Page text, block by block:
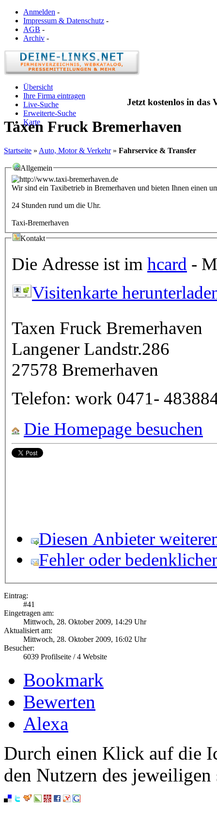
Anmelden -
Impressum & Datenschutz -
AGB -
Archiv -
Übersicht
Ihre Firma eintragen
Live-Suche
Erweiterte-Suche
Karte
Jetzt kostenlos in das
Taxen Fruck Bremerhaven
Startseite » Auto, Motor & Verkehr» Fahrservice & Transfer
Allgemein
Wir sind ein Taxibetrieb in Bremerhaven und bieten Ihnen einen
24 Stunden rund um die Uhr.
Taxi-Bremerhaven
Kontakt
Die Adresse ist im hcard -
Visitenkarte
Taxen Fruck Bremerhaven
Langener Landstr.286
27578 Bremerhaven
Telefon: work 0471-
Die Homepage besuchen
Diesen Anbieter
Fehler oder
Eintrag:
#41
Eingetragen am:
Mittwoch, 28. Oktober 2009, 14:29 Uhr
Aktualisiert am:
Mittwoch, 28. Oktober 2009, 16:02 Uhr
Besucher:
6039 Profilseite /4 Website
Bookmark
Bewerten
Alexa
Durch einen Klick auf die
den Nutzern des